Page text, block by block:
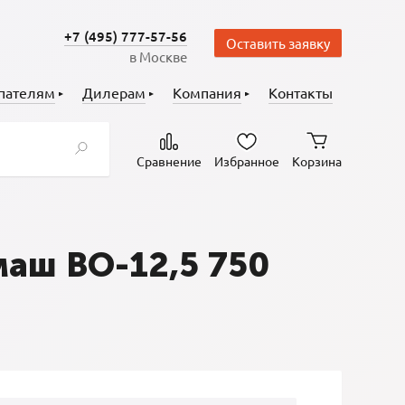
+7 (495) 777-57-56
в Москве
Оставить заявку
Дилерам Компания Контакты
Сравнение Избранное Корзина
ВО-12,5 750